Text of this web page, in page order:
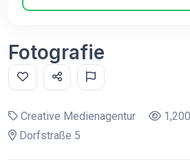
Fotografie
Creative Medienagentur
Dorfstraße 5